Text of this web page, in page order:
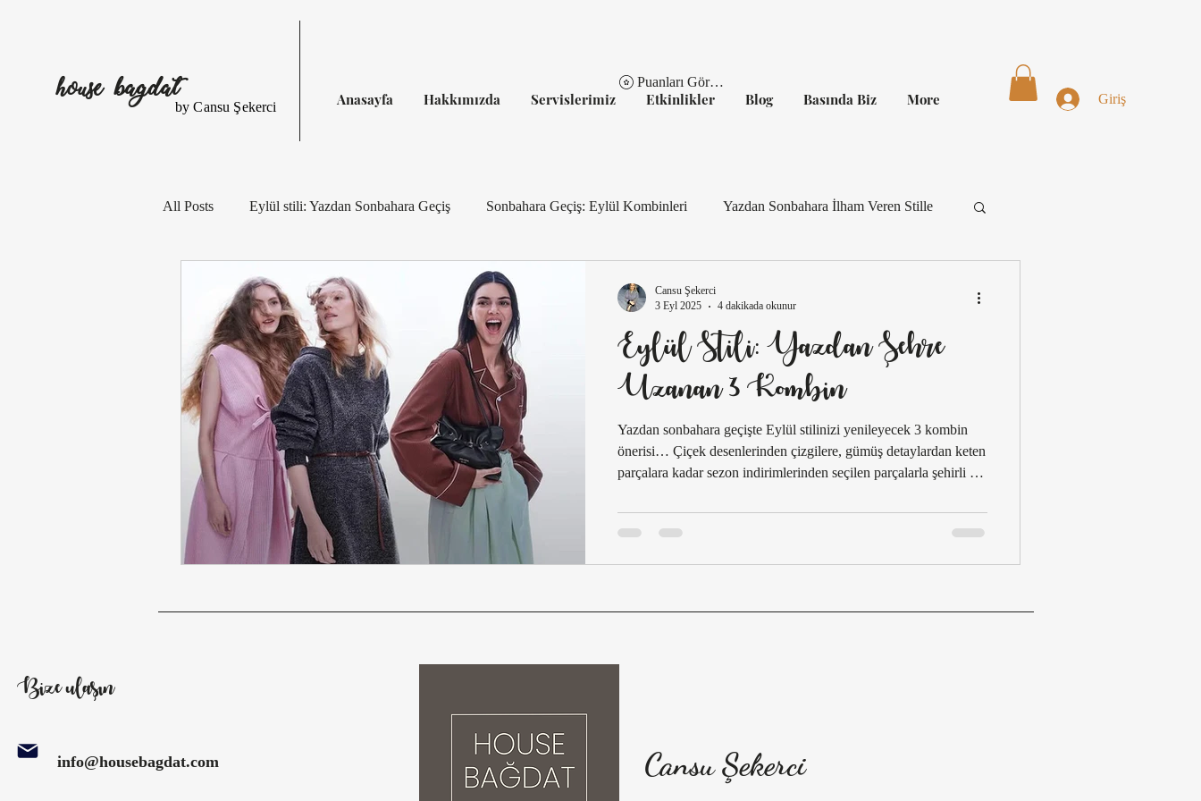
by Cansu Şekerci
house bagdat Anasayfa Hakkımızda Servislerimiz Etkinlikler Blog Basında Biz More
Puanları Görüntüle
Giriş
All Posts Eylül stili: Yazdan Sonbahara Geçiş Sonbahara Geçiş: Eylül Kombinleri Yazdan Sonbahara İlham Veren Stille
Eylül Stili: Çizgiler, Çiçekler, Iş Eylül Gardırobu: Geçiş Parçaları
Eylül Stilinde Çizgiler ve Desenler Gümüş Detaylarla Sonbahara Geçiş Tatilden Şehre: Eylül Kombin İlhamı
Eylül Gardırobuna Sofistike Dokunuş Sonbahar/Kış 2025–26 Moda Trendleri
2025–26 Sezonu Stil ve Trendler Sonbahar/Kış Moda Analizi 2025–26
Sezonun Öne Çıkan Moda Trendleri 2025–26 Sonbahar/Kış Stil Rehberi Kadın Moda Raporu: 2025–26 Sezonu
Moda Estetiği Lüks Moda Evleri
Eylül Stili: Yazdan Şehre
Uzanan 3 Kombin
Yazdan sonbahara geçişte Eylül stilinizi yenileyecek 3 kombin
önerisi… Çiçek desenlerinden çizgilere, gümüş detaylardan keten
parçalara kadar sezon indirimlerinden seçilen parçalarla şehirli ve
Cansu Şekerci
3 Eyl 2025
4 dakikada okunur
Bize ulaşın
info@housebagdat.com Cansu Şekerci